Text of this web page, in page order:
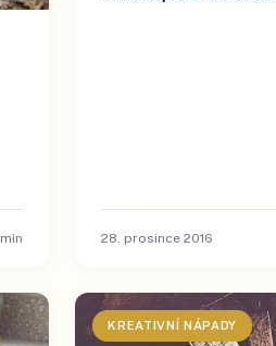
min 28. prosince 2016
KREATIVNÍ NÁPADY